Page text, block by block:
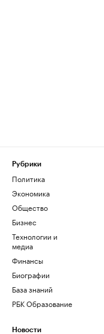
Рубрики
Политика
Экономика
Общество
Бизнес
Технологии и
медиа
Финансы
Биографии
База знаний
РБК Образование
Новости